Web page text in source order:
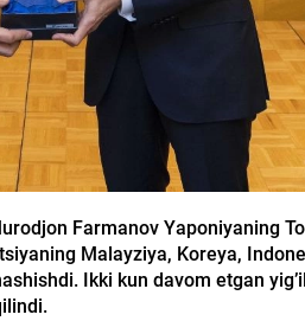
Farmanov Yaponiyaning
Malayziya, Koreya,
Ikki kun davom etgan